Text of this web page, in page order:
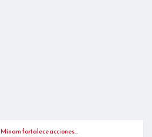
Minam fortalece acciones…